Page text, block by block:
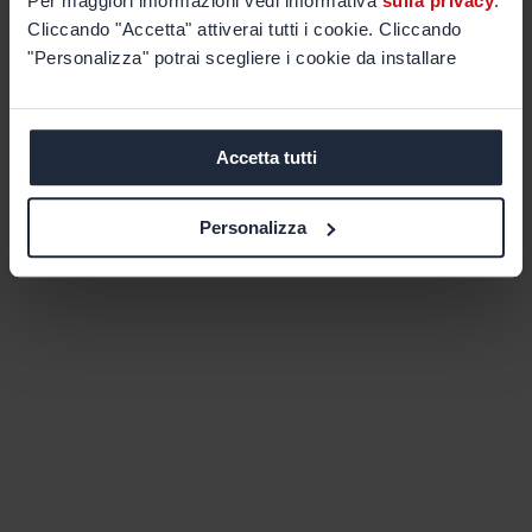
Cliccando "Accetta" attiverai tutti i cookie. Cliccando
"Personalizza" potrai scegliere i cookie da installare
Accetta tutti
Personalizza